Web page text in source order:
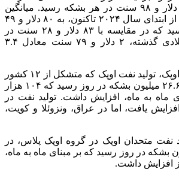
کاهش یافت و به ۷۲ دلار و ۹۸ سنت در هر بشکه رسید. میانگین
ارزش سبد نفتی اوپک از ابتدای سال ۲۰۲۴ تاکنون، به ۸۰ دلار و ۴۹
سنت در هر بشکه رسید که در مقایسه با ۸۳ دلار و ۲۸ سنت در
مدت مشابه سال میلادی گذشته، ۲ دلار و ۷۹ سنت معادل ۳.۴
طبق آمار منابع ثانویه اوپک، تولید نفت اوپک که متشکل از ۱۲ کشور
است، در نوامبر، به ۲۶.۶۶ میلیون بشکه در روز رسید که ۱۰۴ هزار
ماه به ماه، افزایش داشت. تولید نفت در
یافت، اما در عراق، ونزوئلا و کویت،
نفت متحدان اوپک در گروه اوپک پلاس، در
به ۱۴.۰۱ میلیون بشکه در روز رسید که بر مبنای ماه به ماه،